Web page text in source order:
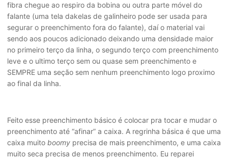
fibra chegue ao respiro da bobina ou outra parte móvel do
falante (uma tela dakelas de galinheiro pode ser usada para
segurar o preenchimento fora do falante), daí o material vai
sendo aos poucos adicionado deixando uma densidade maior
no primeiro terço da linha, o segundo terço com preenchimento
leve e o ultimo terço sem ou quase sem preenchimento e
SEMPRE uma seção sem nenhum preenchimento logo proximo
ao final da linha.
Feito esse preenchimento básico é colocar pra tocar e mudar o
preenchimento até “afinar” a caixa. A regrinha básica é que uma
caixa muito boomy precisa de mais preenchimento, e uma caixa
muito seca precisa de menos preenchimento. Eu reparei